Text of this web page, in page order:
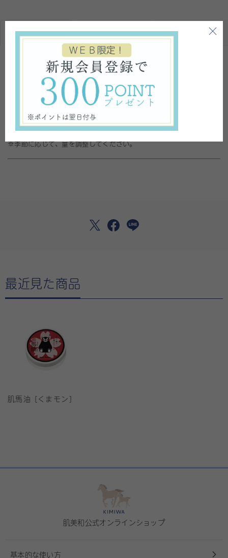
商品説明 商品情報 商品レビュー
昔ながらのしっとり馬油
馬油にミツロウを配合したシンプルな無香料保湿クリームです。
全身にお使いいただけますが、しっかり潤うので、角質の厚いかかと
やひじ・ひざや乾燥のひどい方に人気。
お風呂上がりや洗顔(化粧水)後すぐの水分を含んだお肌に、ごく少量
を薄く伸ばしてください。
※季節に応じて、量を調整してください。
最近見た商品
肌馬油 [くまモン]
肌美和公式オンラインショップ
基本的な使い方